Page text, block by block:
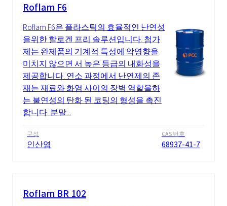
Roflam F6
Roflam F6은 플라스틱의 효율적인 난연성
을위한 할로겐 프리 솔루션입니다. 첨가
제는 완제품의 기계적 특성에 악영향을
미치지 않으면 서 높은 등급의 내화성을
제공합니다. 연소 과정에서 난연제의 존
재는 재료와 화염 사이의 장벽 역할을하
는 불연성의 탄화 된 코팅의 형성을 촉진
합니다. 분말...
구성
인산염
CAS 번호
68937-41-7
Roflam BR 102